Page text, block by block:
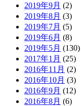
2019年9月 (2)
2019年8月 (3)
2019年7月 (5)
2019年6月 (8)
2019年5月 (130)
2017年1月 (25)
2016年11月 (2)
2016年10月 (3)
2016年9月 (12)
2016年8月 (6)